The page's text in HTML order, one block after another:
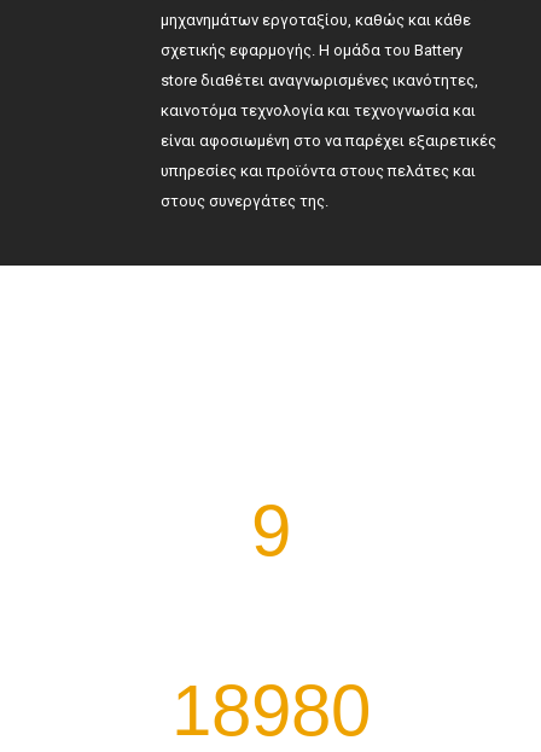
μηχανημάτων εργοταξίου, καθώς και κάθε
σχετικής εφαρμογής. Η ομάδα του Battery
store διαθέτει αναγνωρισμένες ικανότητες,
καινοτόμα τεχνολογία και τεχνογνωσία και
είναι αφοσιωμένη στο να παρέχει εξαιρετικές
υπηρεσίες και προϊόντα στους πελάτες και
στους συνεργάτες της.
9
18980